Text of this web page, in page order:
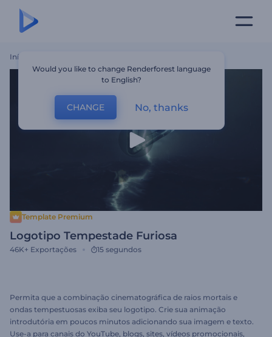
Início
Template Premium
Logotipo Tempestade Furiosa
46K+ Exportações 15 segundos
Permita que a combinação cinematográfica de raios mortais e
ondas tempestuosas exiba seu logotipo. Crie sua animação
introdutória em poucos minutos adicionando sua imagem e texto.
Use-a para canais do YouTube, blogs, sites, vídeos promocionais,
Would you like to change Renderforest language
to English?
CHANGE No, thanks